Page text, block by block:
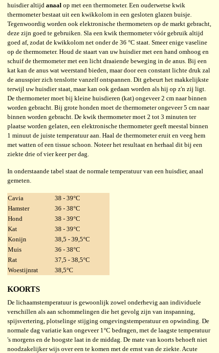
huisdier altijd anaal op met een thermometer. Een ouderwetse kwik
thermometer bestaat uit een kwikkolom in een gesloten glazen buisje.
Tegenwoordig worden ook elektronische thermometers op de markt gebracht,
deze zijn goed te gebruiken. Sla een kwik thermometer vóór gebruik altijd
goed af, zodat de kwikkolom net onder de 36 °C staat. Smeer enige vaseline
op de thermometer. Houd de staart van uw huisdier met een hand omhoog en
schuif de thermometer met een licht draaiende beweging in de anus. Bij een
kat kan de anus wat weerstand bieden, maar door een constant lichte druk zal
de anusspier zich tenslotte vanzelf ontspannen. Dit gebeurt het makkelijkste
terwijl uw huisdier staat, maar kan ook gedaan worden als hij op z'n zij ligt.
De thermometer moet bij kleine huisdieren (kat) ongeveer 2 cm naar binnen
worden gebracht. Bij grote honden moet de thermometer ongeveer 5 cm naar
binnen worden gebracht. De kwik thermometer moet 2 tot 3 minuten ter
plaatse worden gelaten, een elektronische thermometer geeft meestal binnen
1 minuut de juiste temperatuur aan. Haal de thermometer eruit en veeg hem
met watten of een tissue schoon. Noteer het resultaat en herhaal dit bij een
ziekte drie of vier keer per dag.
In onderstaande tabel staat de normale temperatuur van een huisdier, anaal
gemeten.
Cavia
38 - 39°C
Hamster
36 - 38°C
Hond
38 - 39°C
Kat
38 - 39°C
Konijn
38,5 - 39,5°C
Muis
36 - 38°C
Rat
37,5 - 38,5°C
Woestijnrat
38,5°C
KOORTS
De lichaamstemperatuur is gewoonlijk zowel onderhevig aan individuele
verschillen als aan schommelingen die het gevolg zijn van inspanning,
spijsvertering, plotselinge stijging omgevingstemperatuur en opwinding. De
normale dag variatie kan ongeveer 1°C bedragen, met de laagste temperatuur
's morgens en de hoogste laat in de middag. De mate van koorts behoeft niet
noodzakelijker wijs over een te komen met de ernst van de ziekte. Acute